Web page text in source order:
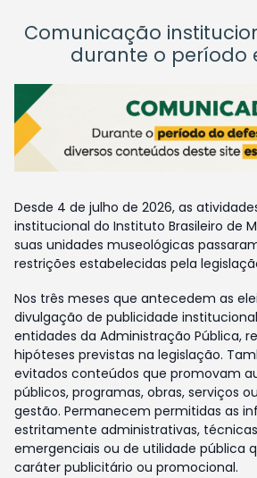
Comunicação
durante o período
Desde 4 de julho de 2026, as
institucional do Instituto Brasileiro de
suas unidades museológicas
restrições estabelecidas pela
Nos três meses que antecedem as
divulgação de publicidade
entidades da Administração Pública,
hipóteses previstas na legislação.
evitados conteúdos que promovam
públicos, programas, obras, serviços
gestão. Permanecem permitidas as
estritamente administrativas,
emergenciais ou de utilidade pública
caráter publicitário ou promocional.